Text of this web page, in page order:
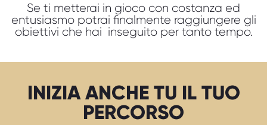
Se ti metterai in gioco con costanza ed
entusiasmo potrai finalmente raggiungere gli
obiettivi che hai inseguito per tanto tempo.
INIZIA ANCHE TU IL TUO
PERCORSO